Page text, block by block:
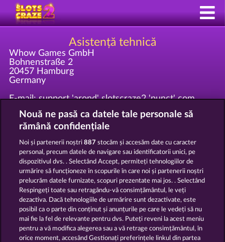
Asistență tehnică
Whow Games GmbH
Bohnenstraße 2
20457 Hamburg
Germany
E-mail: support 'arond' slotscraze2 'punct' com
Telefon: +49 '0'40 609 4372 80
Fax: +49 '0'40 609 4372 90
Trimite toate cererile interesante de marketing la
marketing 'at' whow 'dot' net!
Înregistrat la Amtsgericht Hamburg HRB 126 959
Director general: Giovanni Valeriota, Jaeyoung Choi
ID fiscal: DE294031346
Termeni și condiții
Declarație de confidențialitate
Nouă ne pasă ca datele tale personale să
rămână confidențiale
Noi și partenerii noștri887 stocăm și accesăm date cu caracter
personal, precum datele de navigare sau identificatorii unici, pe
dispozitivul dvs. . Selectând Accept, permiteți tehnologiilor de
urmărire să funcționeze în scopurile în care noi și partenerii noștri
prelucrăm datele furnizate, scopuri prezentate mai jos. . Selectând
Respingeți toate sau retragându-vă consimțământul, le veți
dezactiva. Dacă tehnologiile de urmărire sunt dezactivate, este
posibil ca o parte din conținut și anunțurile pe care le vedeți să nu
mai fie la fel de relevante pentru dvs. Puteți reveni la acest meniu
pentru a vă modifica alegerea sau a vă retrage consimțământul, în
orice moment, accesând Gestionați preferințele linkul din partea